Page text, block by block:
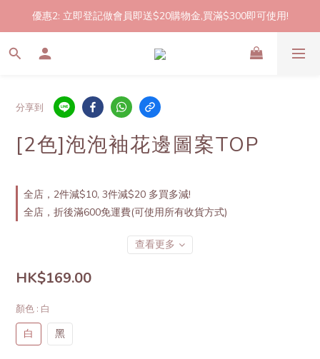
2件起包郵!(反應良好優惠期延長🎉!shop now!)
優惠2: 立即登記做會員即送$20購物金,買滿$300即可使用!
2件起包郵!(反應良好優惠期延長🎉!shop now!)
分享到
[2色]泡泡袖花邊圖案TOP
全店，2件減$10, 3件減$20 多買多減!
全店，折後滿600免運費(可使用所有收貨方式)
查看更多
HK$169.00
顏色 : 白
白 黑